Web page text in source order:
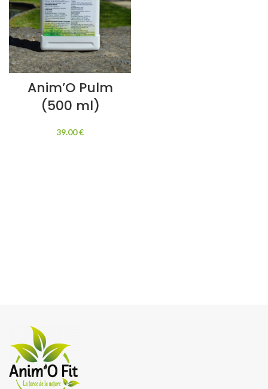
Anim’O Pulm
(500 ml)
39.00€